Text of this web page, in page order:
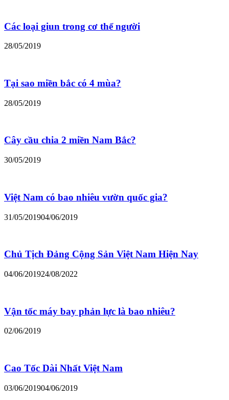
Các loại giun trong cơ thể người
28/05/2019
Tại sao miền bắc có 4 mùa?
28/05/2019
Cây cầu chia 2 miền Nam Bắc?
30/05/2019
Việt Nam có bao nhiêu vườn quốc gia?
31/05/201904/06/2019
Chủ Tịch Đảng Cộng Sản Việt Nam Hiện Nay
04/06/201924/08/2022
Vận tốc máy bay phản lực là bao nhiêu?
02/06/2019
Cao Tốc Dài Nhất Việt Nam
03/06/201904/06/2019